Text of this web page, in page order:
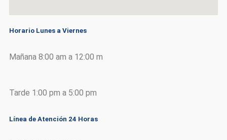
Horario Lunes a Viernes
Mañana 8:00 am a 12:00 m
Tarde 1:00 pm a 5:00 pm
Línea de Atención 24 Horas